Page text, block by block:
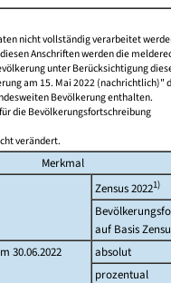
nicht vollständig verarbeitet
Anschriften werden die
unter Berücksichtigung
am 15. Mai 2022 (nachrichtlich)"
Bevölkerung enthalten.
die Bevölkerungsfortschreibung
verändert.
Merkmal
Zensus 20221)
auf Basis
30.06.2022
absolut
prozentual